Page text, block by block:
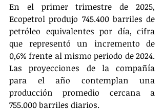
En el primer trimestre de 2025,
Ecopetrol produjo 745.400 barriles de
petróleo equivalentes por día, cifra
que representó un incremento de
0,6% frente al mismo periodo de 2024.
Las proyecciones de la compañía
para el año contemplan una
producción promedio cercana a
755.000 barriles diarios.